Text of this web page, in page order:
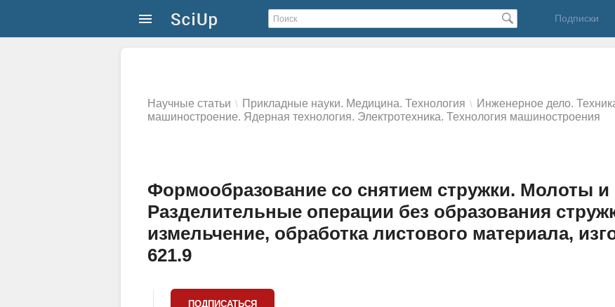
Подписки
Научные статьи \ Прикладные науки. Медицина. Технология \ Инженерное дело.
машиностроение. Ядерная технология. Электротехника. Технология машиностроения
Формообразование со снятием стружки. Молоты и
Разделительные операции без образования
измельчение, обработка листового материала,
621.9